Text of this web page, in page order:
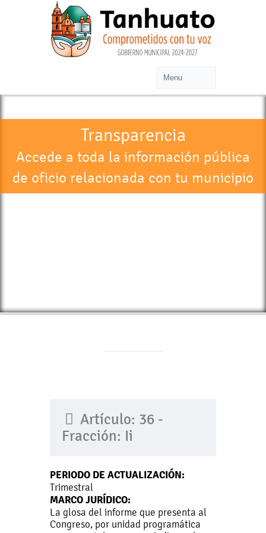
Transparencia
Accede a toda la información pública
de oficio relacionada con tu municipio
Artículo: 36 -
Fracción: Ii
PERIODO DE ACTUALIZACIÓN:
Trimestral
MARCO JURÍDICO:
La glosa del informe que presenta al
Congreso, por unidad programática